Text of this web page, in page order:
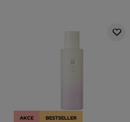
AKCE BESTSELLER